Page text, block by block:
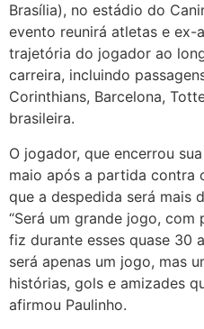
Brasília), no estádio do
evento reunirá atletas e ex-
trajetória do jogador ao
carreira, incluindo
Corinthians, Barcelona,
brasileira.
O jogador, que encerrou
maio após a partida contra
que a despedida será mais
“Será um grande jogo,
fiz durante esses quase 30
será apenas um jogo, mas
histórias, gols e amizades
afirmou Paulinho.